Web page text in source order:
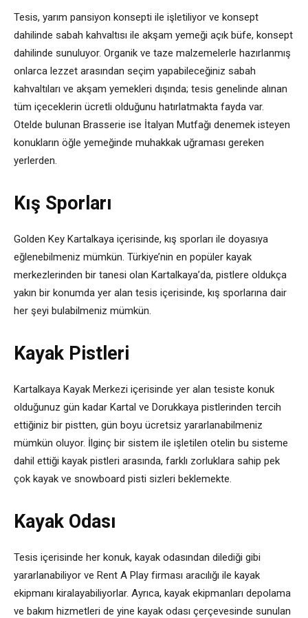
Tesis, yarım pansiyon konsepti ile işletiliyor ve konsept
dahilinde sabah kahvaltısı ile akşam yemeği açık büfe, konsept
dahilinde sunuluyor. Organik ve taze malzemelerle hazırlanmış
onlarca lezzet arasından seçim yapabileceğiniz sabah
kahvaltıları ve akşam yemekleri dışında; tesis genelinde alınan
tüm içeceklerin ücretli olduğunu hatırlatmakta fayda var.
Otelde bulunan Brasserie ise İtalyan Mutfağı denemek isteyen
konukların öğle yemeğinde muhakkak uğraması gereken
yerlerden.
Kış Sporları
Golden Key Kartalkaya içerisinde, kış sporları ile doyasıya
eğlenebilmeniz mümkün. Türkiye’nin en popüler kayak
merkezlerinden bir tanesi olan Kartalkaya’da, pistlere oldukça
yakın bir konumda yer alan tesis içerisinde, kış sporlarına dair
her şeyi bulabilmeniz mümkün.
Kayak Pistleri
Kartalkaya Kayak Merkezi içerisinde yer alan tesiste konuk
olduğunuz gün kadar Kartal ve Dorukkaya pistlerinden tercih
ettiğiniz bir pistten, gün boyu ücretsiz yararlanabilmeniz
mümkün oluyor. İlginç bir sistem ile işletilen otelin bu sisteme
dahil ettiği kayak pistleri arasında, farklı zorluklara sahip pek
çok kayak ve snowboard pisti sizleri beklemekte.
Kayak Odası
Tesis içerisinde her konuk, kayak odasından dilediği gibi
yararlanabiliyor ve Rent A Play firması aracılığı ile kayak
ekipmanı kiralayabiliyorlar. Ayrıca, kayak ekipmanları depolama
ve bakım hizmetleri de yine kayak odası çerçevesinde sunulan